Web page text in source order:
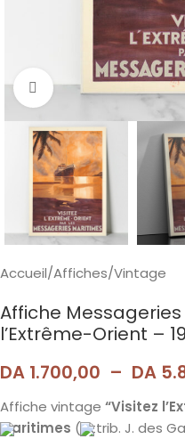
Agrandir
Accueil/Affiches/Vintage
Affiche
l’Extrême-Orient –
DA 1.700,00 – DA
Affiche vintage “Visitez
Maritimes (attrib. J. des